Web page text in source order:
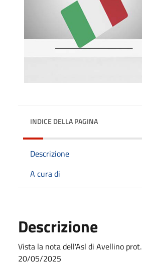
INDICE DELLA PAGINA
Descrizione
A cura di
Descrizione
Vista la nota dell'Asl di Avellino
20/05/2025